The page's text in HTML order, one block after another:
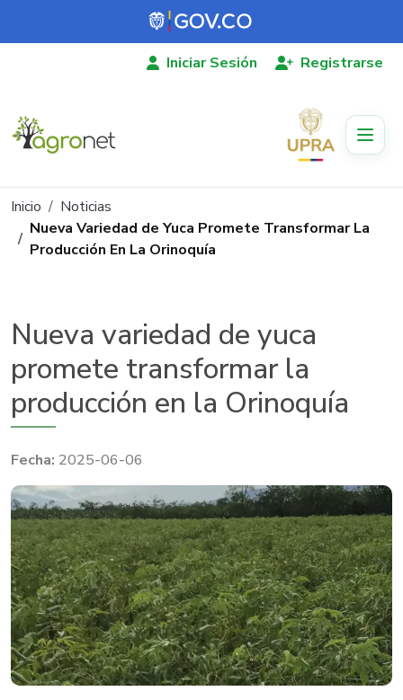
Pasar al contenido principal
Iniciar Sesión Registrarse
Ruta de navegación
Inicio
Noticias
Nueva Variedad de Yuca Promete Transformar La
Producción En La Orinoquía
Nueva variedad de yuca
promete transformar la
producción en la Orinoquía
2025-06-06